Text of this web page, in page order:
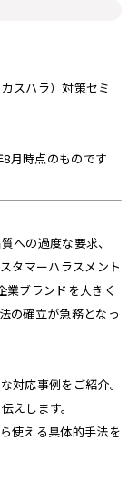
スハラ）対策セミ
月時点のものです
への過度な要求、
タマーハラスメント
業ブランドを大きく
の確立が急務となっ
対応事例をご紹介。
えします。
使える具体的手法を